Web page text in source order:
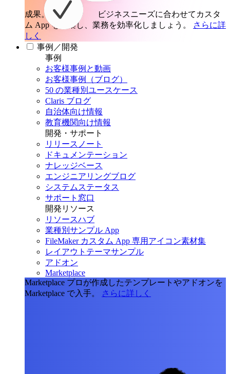
成果。
ビジネスニーズに合わせてカスタ
ム App を構築し、業務を効率化しましょう。
さらに詳
しく
事例／開発
事例
お客様事例と動画
お客様事例（ブログ）
50 の業種別ユースケース
Claris ブログ
自治体向け情報
教育機関向け情報
開発・サポート
リリースノート
ドキュメンテーション
ナレッジベース
エンジニアリングブログ
システムステータス
サポート窓口
開発リソース
リソースハブ
業種別サンプル App
FileMaker カスタム App 専用アイコン素材集
レイアウトテーマサンプル
アドオン
Marketplace
Marketplace プロが作成したテンプレートやアドオンを
Marketplace で入手。
さらに詳しく